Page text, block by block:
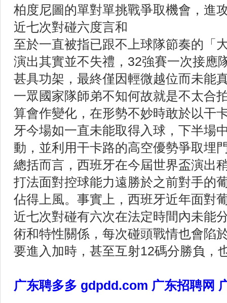
柏度尼圖的單對單挑戰爭取機會，進
近七次對碰六度言和
至於一直被指已跟不上球隊節奏的「
演出其實並不失禮，32強賽一次接應
甚具功架，最終僅因輕微越位而未能
一眾國家隊師弟不知何故就是不太合
算會作變化，在形勢不妙時敢於以干
牙今場如一直未能取得入球，下半場
動，並利用干卡路的高空優勢爭取埋
總括而言，西班牙在今屆世界盃演出
打法面對控球能力遠勝於之前對手的
佔得上風。事實上，西班牙近年面對
近七次對碰有六次在法定時間內未能
術和特性關係，每次碰頭戰情也會陷
要進入加時，甚至互射12碼分勝負，
广东聘多多 gdpdd.com 广东招聘网